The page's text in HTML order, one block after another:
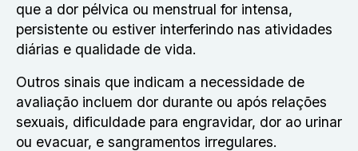
que a dor pélvica ou menstrual for intensa,
persistente ou estiver interferindo nas atividades
diárias e qualidade de vida.
Outros sinais que indicam a necessidade de
avaliação incluem dor durante ou após relações
sexuais, dificuldade para engravidar, dor ao urinar
ou evacuar, e sangramentos irregulares.